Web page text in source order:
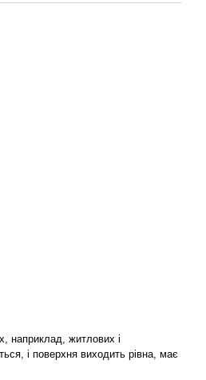
наприклад, житлових і
і поверхня виходить рівна, має